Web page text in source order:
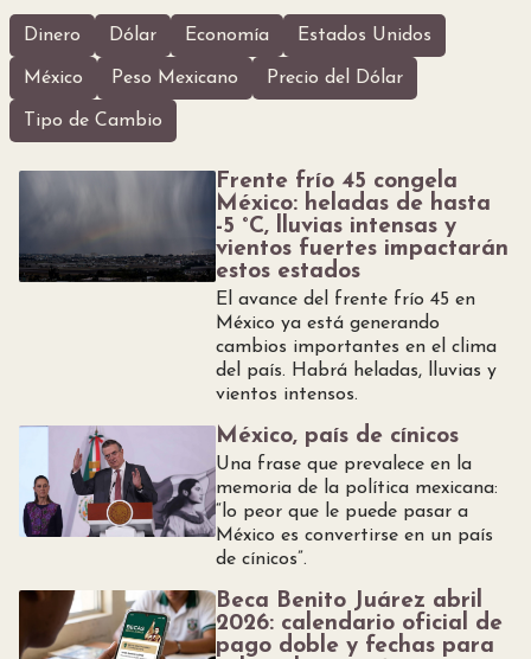
Dinero Dólar Economía Estados Unidos
México Peso Mexicano Precio del Dólar
Tipo de Cambio
Frente frío 45 congela
México: heladas de hasta
-5 °C, lluvias intensas y
vientos fuertes impactarán
estos estados
El avance del frente frío 45 en
México ya está generando
cambios importantes en el clima
del país. Habrá heladas, lluvias y
vientos intensos.
México, país de cínicos
Una frase que prevalece en la
memoria de la política mexicana:
“lo peor que le puede pasar a
México es convertirse en un país
de cínicos”.
Beca Benito Juárez abril
2026: calendario oficial de
pago doble y fechas para